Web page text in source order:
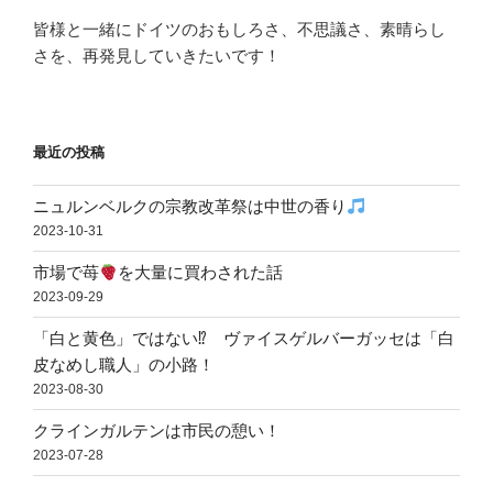
皆様と一緒にドイツのおもしろさ、不思議さ、素晴らし
さを、再発見していきたいです！
最近の投稿
ニュルンベルクの宗教改革祭は中世の香り
2023-10-31
市場で苺 を大量に買わされた話
2023-09-29
「白と黄色」ではない⁉ ヴァイスゲルバーガッセは「白
皮なめし職人」の小路！
2023-08-30
クラインガルテンは市民の憩い！
2023-07-28